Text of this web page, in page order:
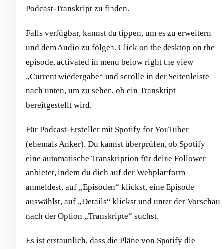
Podcast-Transkript zu finden.
Falls verfügbar, kannst du tippen, um es zu erweitern
und dem Audio zu folgen. Click on the desktop on the
episode, activated in menu below right the view
„Current wiedergabe“ und scrolle in der Seitenleiste
nach unten, um zu sehen, ob ein Transkript
bereitgestellt wird.
Für Podcast-Ersteller mit Spotify for YouTuber
(ehemals Anker). Du kannst überprüfen, ob Spotify
eine automatische Transkription für deine Follower
anbietet, indem du dich auf der Webplattform
anmeldest, auf „Episoden“ klickst, eine Episode
auswählst, auf „Details“ klickst und unter der Vorschau
nach der Option „Transkripte“ suchst.
Es ist erstaunlich, dass die Pläne von Spotify die